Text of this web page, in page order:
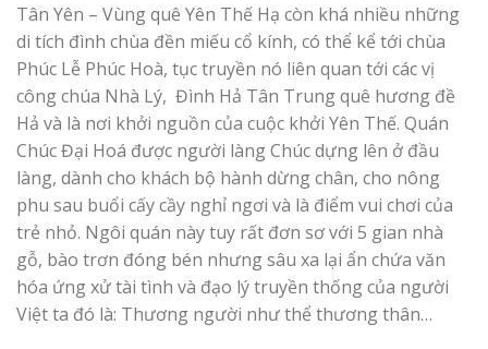
Tân Yên – Vùng quê Yên Thế Hạ còn khá nhiều những
di tích đình chùa đền miếu cổ kính, có thể kể tới chùa
Phúc Lễ Phúc Hoà, tục truyền nó liên quan tới các vị
công chúa Nhà Lý, Đình Hả Tân Trung quê hương đề
Hả và là nơi khởi nguồn của cuộc khởi Yên Thế. Quán
Chúc Đại Hoá được người làng Chúc dựng lên ở đầu
làng, dành cho khách bộ hành dừng chân, cho nông
phu sau buổi cấy cầy nghỉ ngơi và là điểm vui chơi của
trẻ nhỏ. Ngôi quán này tuy rất đơn sơ với 5 gian nhà
gỗ, bào trơn đóng bén nhưng sâu xa lại ẩn chứa văn
hóa ứng xử tài tình và đạo lý truyền thống của người
Việt ta đó là: Thương người như thể thương thân…